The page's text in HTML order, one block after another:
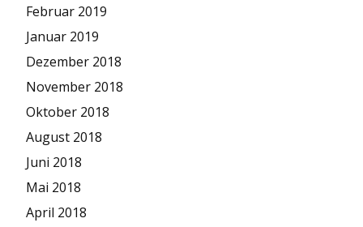
Februar 2019
Januar 2019
Dezember 2018
November 2018
Oktober 2018
August 2018
Juni 2018
Mai 2018
April 2018